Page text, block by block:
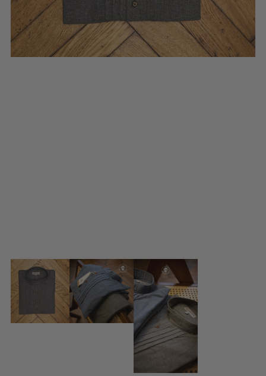
BLUSENKLEIDER
DIRNDLBLUSEN
DIRNDLSCHÜRZEN
DIRNDL
STRICKJANKER
PULLOVER
ACCESSOIRES
MÜTZEN
GUTSCHEIN